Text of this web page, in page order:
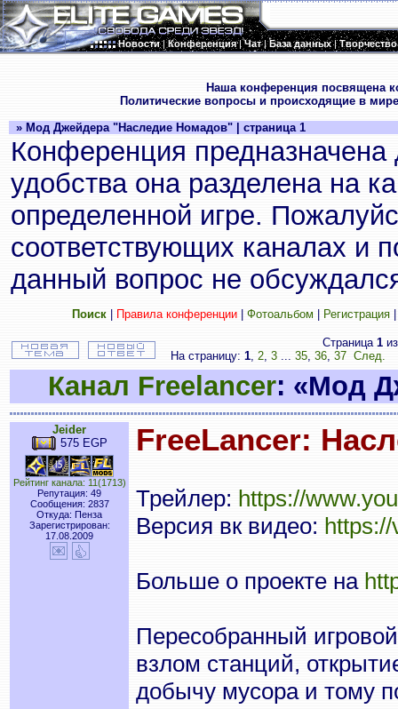
Новости|Конференция|Чат|База данных|Творчество
Наша конференция посвящена
Политические вопросы и происходящие в
» Мод Джейдера "Наследие Номадов" | страница 1
Конференция
удобства она разделена на
определенной игре.
соответствующих каналах и
данный вопрос не
Поиск| Правила конференции| Фотоальбом Регистрация
Страница 1
На страницу: 1, 2, 3... 35, 36, 37 След.
Канал Freelancer: «Мод
Jeider
575 EGP
Рейтинг канала: 11(1713)
Репутация: 49
Сообщения: 2837
Откуда: Пенза
Зарегистрирован:
17.08.2009
FreeLancer:
Трейлер: https://
Версия вк видео:
Больше о проекте на
Пересобранный
взлом станций,
добычу мусора и тому